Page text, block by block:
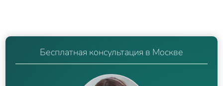
Бесплатная консультация в Москве